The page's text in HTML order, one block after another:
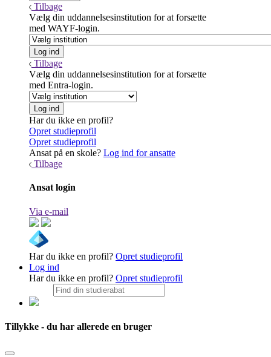
Tilbage
Vælg din uddannelsesinstitution for at forsætte
med WAYF-login.
Tilbage
Vælg din uddannelsesinstitution for at forsætte
med Entra-login.
Har du ikke en profil?
Opret studieprofil
Opret studieprofil
Ansat på en skole? Log ind for ansatte
Tilbage
Ansat login
Via e-mail
Har du ikke en profil? Opret studieprofil
Log ind
Har du ikke en profil? Opret studieprofil
Tillykke - du har allerede en bruger